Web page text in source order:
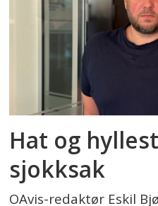
Hat og
sjokksak
OAvis-redaktør Eskil